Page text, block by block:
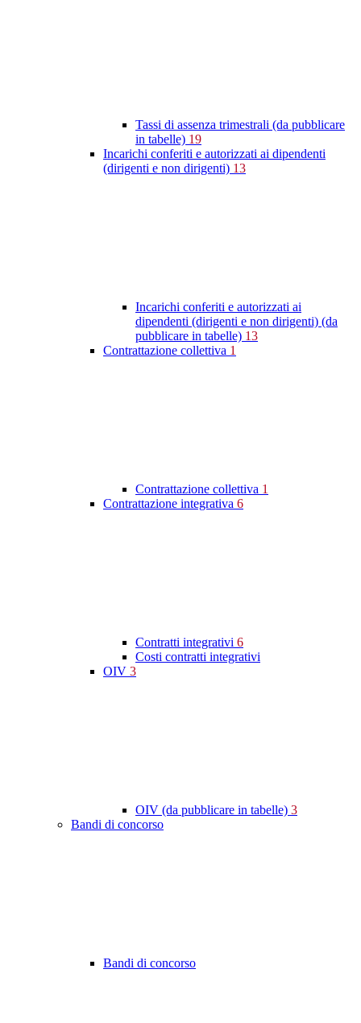
Tassi di assenza trimestrali (da pubblicare
in tabelle) 19
Incarichi conferiti e autorizzati ai dipendenti
(dirigenti e non dirigenti) 13
Incarichi conferiti e autorizzati ai
dipendenti (dirigenti e non dirigenti) (da
pubblicare in tabelle) 13
Contrattazione collettiva 1
Contrattazione collettiva 1
Contrattazione integrativa 6
Contratti integrativi 6
Costi contratti integrativi
OIV 3
OIV (da pubblicare in tabelle) 3
Bandi di concorso
Bandi di concorso